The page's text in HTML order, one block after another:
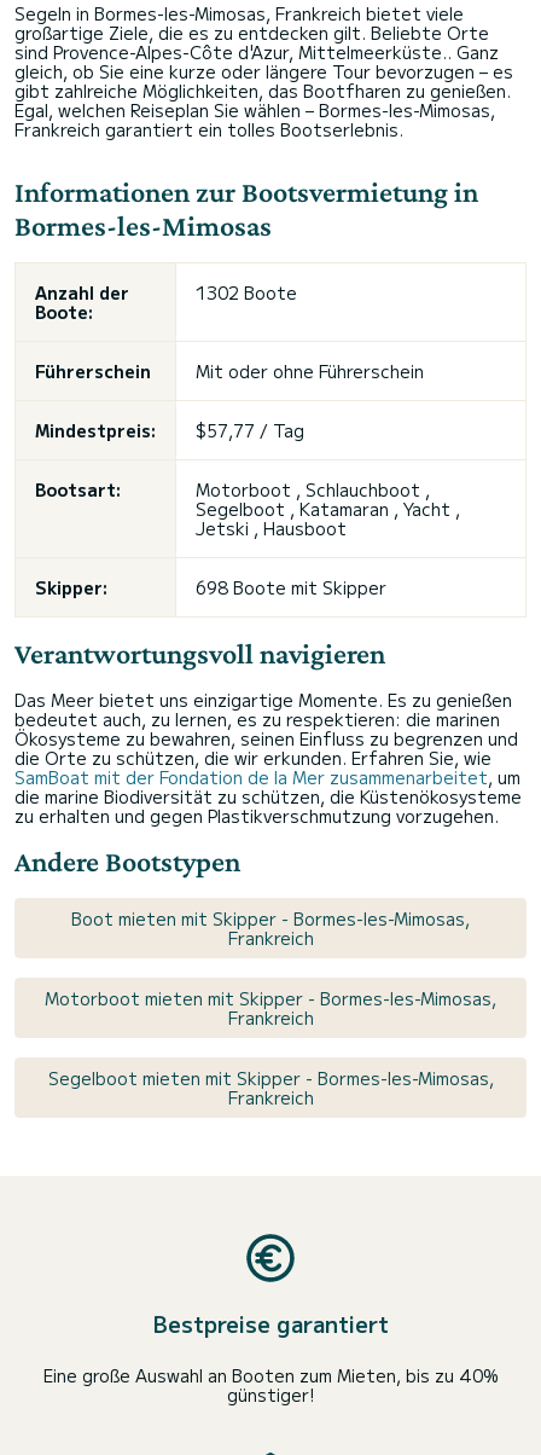
Segeln in Bormes-les-Mimosas, Frankreich bietet viele
großartige Ziele, die es zu entdecken gilt. Beliebte Orte
sind Provence-Alpes-Côte d'Azur, Mittelmeerküste.. Ganz
gleich, ob Sie eine kurze oder längere Tour bevorzugen – es
gibt zahlreiche Möglichkeiten, das Bootfharen zu genießen.
Egal, welchen Reiseplan Sie wählen – Bormes-les-Mimosas,
Frankreich garantiert ein tolles Bootserlebnis.
Informationen zur Bootsvermietung in
Bormes-les-Mimosas
Anzahl der
Boote:
1302 Boote
Führerschein Mit oder ohne Führerschein
Mindestpreis: $57,77 / Tag
Bootsart:
Motorboot , Schlauchboot ,
Segelboot , Katamaran , Yacht ,
Jetski , Hausboot
Skipper: 698 Boote mit Skipper
Verantwortungsvoll navigieren
Das Meer bietet uns einzigartige Momente. Es zu genießen
bedeutet auch, zu lernen, es zu respektieren: die marinen
Ökosysteme zu bewahren, seinen Einfluss zu begrenzen und
die Orte zu schützen, die wir erkunden. Erfahren Sie, wie
SamBoat mit der Fondation de la Mer zusammenarbeitet, um
die marine Biodiversität zu schützen, die Küstenökosysteme
zu erhalten und gegen Plastikverschmutzung vorzugehen.
Andere Bootstypen
Boot mieten mit Skipper - Bormes-les-Mimosas,
Frankreich
Motorboot mieten mit Skipper - Bormes-les-Mimosas,
Frankreich
Segelboot mieten mit Skipper - Bormes-les-Mimosas,
Frankreich
Bestpreise garantiert
Eine große Auswahl an Booten zum Mieten, bis zu 40%
günstiger!